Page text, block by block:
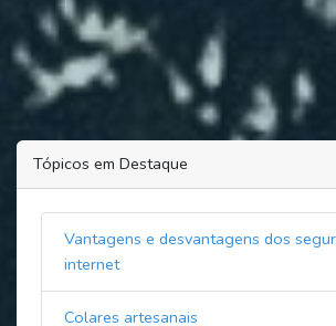
Tópicos em Destaque
Vantagens e desvantagens dos
internet
Colares artesanais